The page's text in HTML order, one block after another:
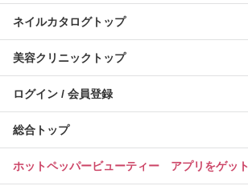
ネイルカタログトップ
美容クリニックトップ
ログイン / 会員登録
総合トップ
ホットペッパービューティー アプリをゲット